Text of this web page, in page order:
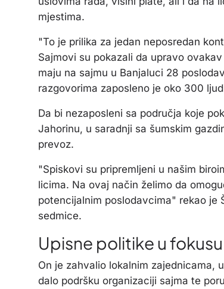
mjestima.
"To je prilika za jedan neposredan
Sajmovi su pokazali da upravo
maju na sajmu u Banjaluci 28
razgovorima zaposleno je oko 300
Da bi nezaposleni sa područja koje
Jahorinu, u saradnji sa šumskim
prevoz.
"Spiskovi su pripremljeni u našim
licima. Na ovaj način želimo da
potencijalnim poslodavcima" rekao je
sedmice.
Upisne politike u fokusu
On je zahvalio lokalnim zajednicama,
dalo podršku organizaciji sajma te